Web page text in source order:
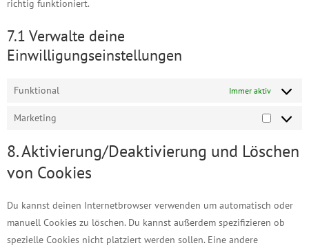
richtig funktioniert.
7.1 Verwalte deine
Einwilligungseinstellungen
Funktional Immer aktiv
Marketing
8. Aktivierung/Deaktivierung und Löschen
von Cookies
Du kannst deinen Internetbrowser verwenden um automatisch oder
manuell Cookies zu löschen. Du kannst außerdem spezifizieren ob
spezielle Cookies nicht platziert werden sollen. Eine andere